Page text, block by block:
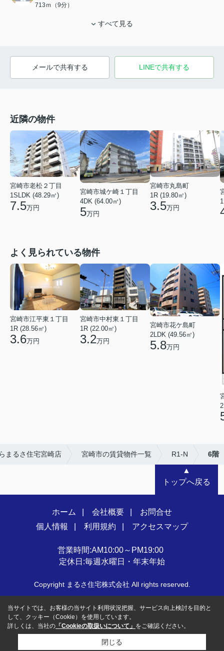
713ｍ（9分）
すべて見る
メールで共有する LINEで共有する
近隣の物件
宮崎市老松２丁目
1SLDK (48.29㎡)
7.5万円
宮崎市城ケ崎１丁目
4DK (64.00㎡)
5万円
宮崎市丸島町
1R (19.80㎡)
3.5万円
よく見られている物件
宮崎市江平東１丁目
1R (28.56㎡)
3.6万円
宮崎市中村東１丁目
1R (22.00㎡)
3.2万円
宮崎市花ケ島町
2LDK (49.56㎡)
5.8万円
まるさ住宅宮崎店 宮崎市の賃貸物件一覧 R1-N 6階
▲
トップへ戻る
ホーム 会社概要
お問合せ
個人情報
利用規約 アクセスマップ
営業時間:AM10:00～PM19:00
定休日:毎週水曜日・年末年始
Copyright まるさ住宅株式会社 All rights reserved.
当サイトでは、お客様の当サイト利用状況把握、サービス向上検討を目的と
して、クッキー（Cookie）を使用しています。
詳しくは、当社の 「Cookieの取扱いについて」 をご確認ください。
閉じる